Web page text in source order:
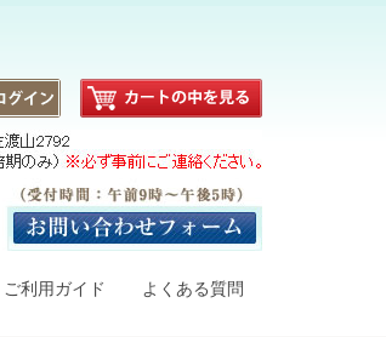
ご利用ガイド よくある質問